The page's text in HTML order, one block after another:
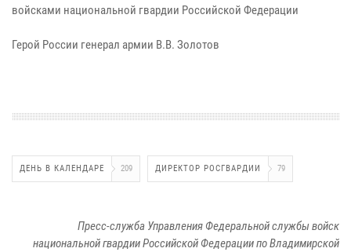
войсками национальной гвардии Российской Федерации
Герой России генерал армии В.В. Золотов
ДЕНЬ В КАЛЕНДАРЕ 209 ДИРЕКТОР РОСГВАРДИИ 79
Пресс-служба Управления Федеральной службы войск
национальной гвардии Российской Федерации по Владимирской